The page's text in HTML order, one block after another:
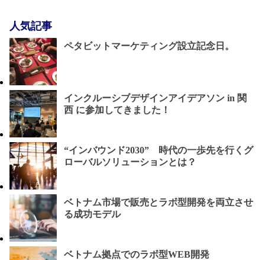
人気記事
ペタビットマーケティング設立記念日。
インクルーシブデザインアイデアソン in 関
西 に参加してきました！
“インバウンド2030” 時代の一歩先を行くグ
ローバルソリューションとは？
ベトナム市場で販売とラボ型開発を両立させ
る成功モデル
ベトナム拠点でのラボ型WEB開発